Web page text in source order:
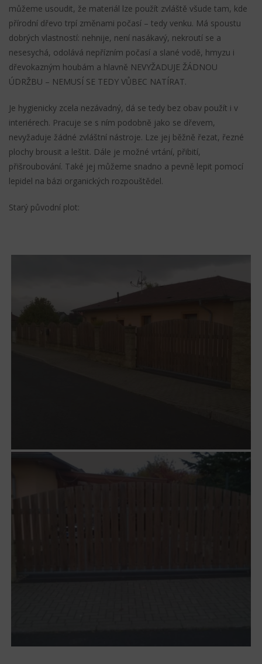
můžeme usoudit, že materiál lze použít zvláště všude tam, kde
přírodní dřevo trpí změnami počasí – tedy venku. Má spoustu
dobrých vlastností: nehnije, není nasákavý, nekroutí se a
nesesychá, odolává nepřízním počasí a slané vodě, hmyzu i
dřevokazným houbám a hlavně NEVYŽADUJE ŽÁDNOU
ÚDRŽBU – NEMUSÍ SE TEDY VŮBEC NATÍRAT.
Je hygienicky zcela nezávadný, dá se tedy bez obav použít i v
interiérech. Pracuje se s ním podobně jako se dřevem,
nevyžaduje žádné zvláštní nástroje. Lze jej běžně řezat, řezné
plochy brousit a leštit. Dále je možné vrtání, přibití,
přišroubování. Také jej můžeme snadno a pevně lepit pomocí
lepidel na bázi organických rozpouštědel.
Starý původní plot: